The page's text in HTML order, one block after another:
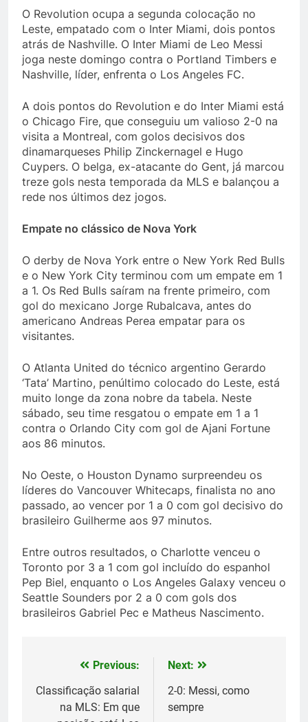
O Revolution ocupa a segunda colocação no
Leste, empatado com o Inter Miami, dois pontos
atrás de Nashville. O Inter Miami de Leo Messi
joga neste domingo contra o Portland Timbers e
Nashville, líder, enfrenta o Los Angeles FC.
A dois pontos do Revolution e do Inter Miami está
o Chicago Fire, que conseguiu um valioso 2-0 na
visita a Montreal, com golos decisivos dos
dinamarqueses Philip Zinckernagel e Hugo
Cuypers. O belga, ex-atacante do Gent, já marcou
treze gols nesta temporada da MLS e balançou a
rede nos últimos dez jogos.
Empate no clássico de Nova York
O derby de Nova York entre o New York Red Bulls
e o New York City terminou com um empate em 1
a 1. Os Red Bulls saíram na frente primeiro, com
gol do mexicano Jorge Rubalcava, antes do
americano Andreas Perea empatar para os
visitantes.
O Atlanta United do técnico argentino Gerardo
‘Tata’ Martino, penúltimo colocado do Leste, está
muito longe da zona nobre da tabela. Neste
sábado, seu time resgatou o empate em 1 a 1
contra o Orlando City com gol de Ajani Fortune
aos 86 minutos.
No Oeste, o Houston Dynamo surpreendeu os
líderes do Vancouver Whitecaps, finalista no ano
passado, ao vencer por 1 a 0 com gol decisivo do
brasileiro Guilherme aos 97 minutos.
Entre outros resultados, o Charlotte venceu o
Toronto por 3 a 1 com gol incluído do espanhol
Pep Biel, enquanto o Los Angeles Galaxy venceu o
Seattle Sounders por 2 a 0 com gols dos
brasileiros Gabriel Pec e Matheus Nascimento.
navigation
Previous:
Classificação salarial
na MLS: Em que
Next:
2-0: Messi, como
sempre